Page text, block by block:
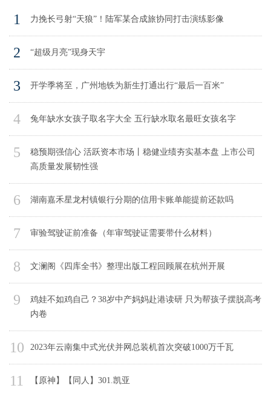
1 力挽长弓射“天狼”！陆军某合成旅协同打击演练影像
2 “超级月亮”现身天宇
3 开学季将至，广州地铁为新生打通出行“最后一百米”
4 兔年缺水女孩子取名字大全 五行缺水取名最旺女孩名字
5
稳预期强信心 活跃资本市场丨稳健业绩夯实基本盘 上市公司
高质量发展韧性强
6 湖南嘉禾星龙村镇银行分期的信用卡账单能提前还款吗
7 审验驾驶证前准备（年审驾驶证需要带什么材料）
8 文澜阁《四库全书》整理出版工程回顾展在杭州开展
9
鸡娃不如鸡自己？38岁中产妈妈赴港读研 只为帮孩子摆脱高考
内卷
10 2023年云南集中式光伏并网总装机首次突破1000万千瓦
11 【原神】【同人】301.凯亚